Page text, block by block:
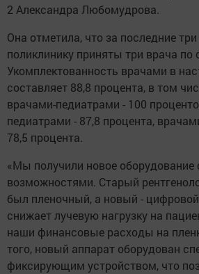
2 Александра Любомудрова.
Она отметила, что за последние
поликлинику приняты три врача по
Укомплектованность врачами в
составляет 88,8 процента, в том
врачами-педиатрами - 100
педиатрами - 87,8 процента,
78,5 процента.
«Мы получили новое
возможностями. Старый
был пленочный, а новый -
снижает лучевую нагрузку на
наши финансовые расходы на
того, новый аппарат оборудован
фиксирующим устройством, что